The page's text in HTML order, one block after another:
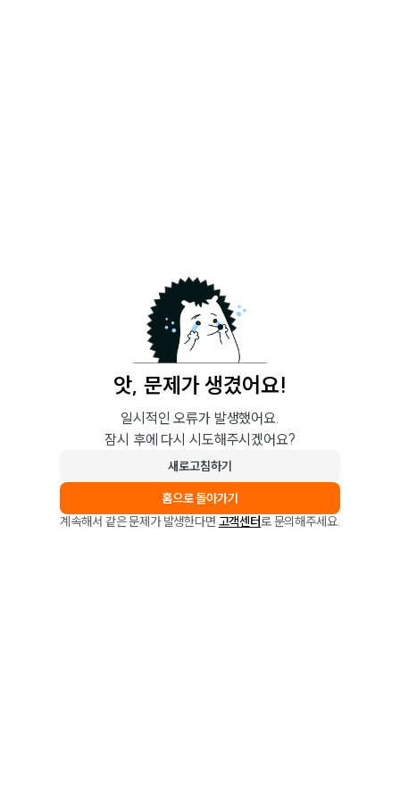
앗, 문제가 생겼어요!
일시적인 오류가 발생했어요.
잠시 후에 다시 시도해주시겠어요?
새로고침하기
홈으로 돌아가기
계속해서 같은 문제가 발생한다면 고객센터로 문의해주세요.